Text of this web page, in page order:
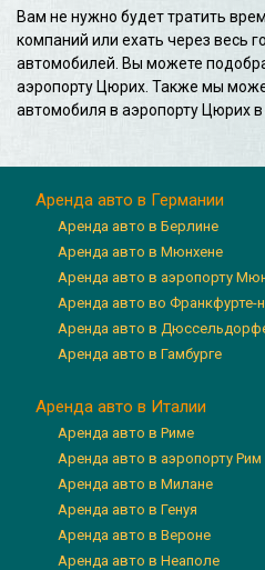
Вам не нужно будет тратить
компаний или ехать через весь
автомобилей. Вы можете
аэропорту Цюрих. Также мы
автомобиля в аэропорту Цюрих в
Аренда авто в Германии
Аренда авто в Берлине
Аренда авто в Мюнхене
Аренда авто в аэропорту
Аренда авто во Франкфурте-
Аренда авто в
Аренда авто в Гамбурге
Аренда авто в Италии
Аренда авто в Риме
Аренда авто в аэропорту Рим
Аренда авто в Милане
Аренда авто в Генуя
Аренда авто в Вероне
Аренда авто в Неаполе